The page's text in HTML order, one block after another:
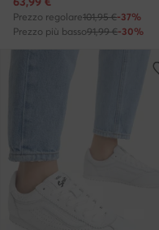
Prezzo regolare101,95 €-37%
Prezzo più basso91,99 €-30%